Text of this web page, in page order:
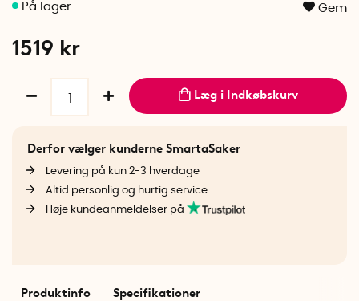
Gem
1519 kr
Læg i Indkøbskurv
Derfor vælger kunderne SmartaSaker
Levering på kun 2-3 hverdage
Altid personlig og hurtig service
Høje kundeanmeldelser på
Produktinfo Specifikationer